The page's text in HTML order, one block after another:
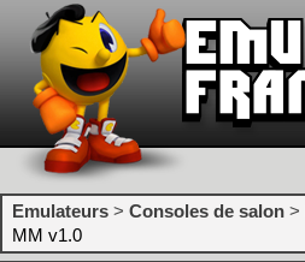
Emulateurs > Consoles de salon >
MM v1.0